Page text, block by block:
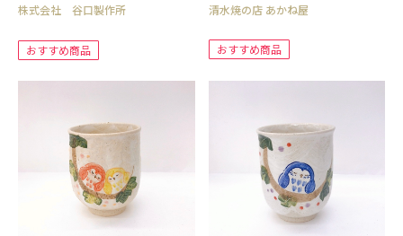
株式会社 谷口製作所
おすすめ商品
清水焼の店 あかね屋
おすすめ商品